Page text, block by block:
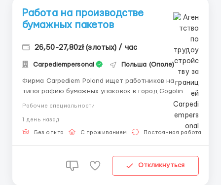
Работа на производстве
бумажных пакетов
26,50-27,80zł (злотых) / час
Carpediempersonal Польша (Ополе)
Фирма Carpediem Poland ищет работников на
типографию бумажных упаковок в город Gogolin
продукции и заполнение производственной
документации основная работа машины поддержка
Рабочие специальности
1 день назад
Без опыта С проживанием Постоянная работа
Откликнуться